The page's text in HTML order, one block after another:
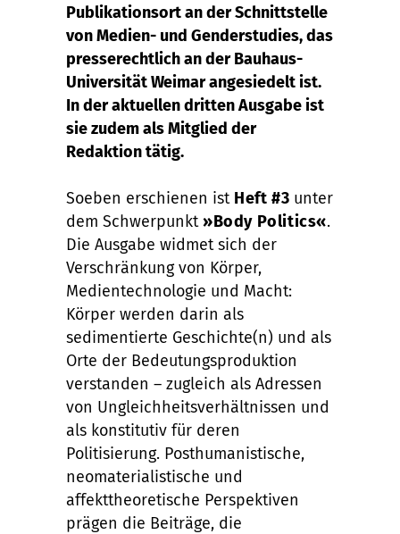
Publikationsort an der Schnittstelle
von Medien- und Genderstudies, das
presserechtlich an der Bauhaus-
Universität Weimar angesiedelt ist.
In der aktuellen dritten Ausgabe ist
sie zudem als Mitglied der
Redaktion tätig.
Soeben erschienen ist Heft #3 unter
dem Schwerpunkt»Body Politics«.
Die Ausgabe widmet sich der
Verschränkung von Körper,
Medientechnologie und Macht:
Körper werden darin als
sedimentierte Geschichte(n) und als
Orte der Bedeutungsproduktion
verstanden – zugleich als Adressen
von Ungleichheitsverhältnissen und
als konstitutiv für deren
Politisierung. Posthumanistische,
neomaterialistische und
affekttheoretische Perspektiven
prägen die Beiträge, die